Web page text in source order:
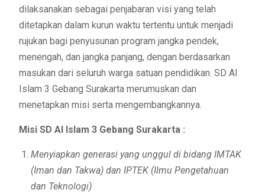
dilaksanakan sebagai penjabaran visi yang telah
ditetapkan dalam kurun waktu tertentu untuk menjadi
rujukan bagi penyusunan program jangka pendek,
menengah, dan jangka panjang, dengan berdasarkan
masukan dari seluruh warga satuan pendidikan. SD Al
Islam 3 Gebang Surakarta merumuskan dan
menetapkan misi serta mengembangkannya.
Misi SD Al Islam 3 Gebang Surakarta :
Menyiapkan generasi yang unggul di bidang IMTAK
(Iman dan Takwa) dan IPTEK (Ilmu Pengetahuan
dan Teknologi)